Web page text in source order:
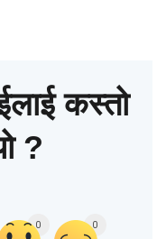
कस्तो
?
0 0